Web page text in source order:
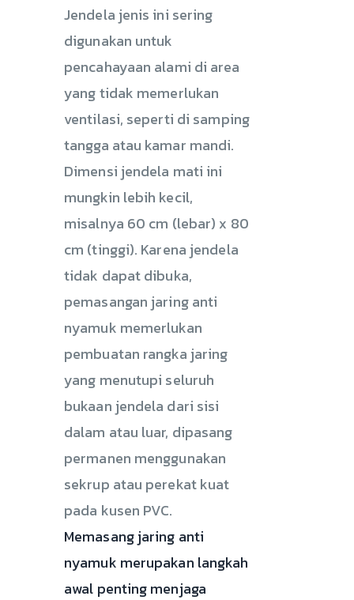
Jendela jenis ini sering
digunakan untuk
pencahayaan alami di area
yang tidak memerlukan
ventilasi, seperti di samping
tangga atau kamar mandi.
Dimensi jendela mati ini
mungkin lebih kecil,
misalnya 60 cm (lebar) x 80
cm (tinggi). Karena jendela
tidak dapat dibuka,
pemasangan jaring anti
nyamuk memerlukan
pembuatan rangka jaring
yang menutupi seluruh
bukaan jendela dari sisi
dalam atau luar, dipasang
permanen menggunakan
sekrup atau perekat kuat
pada kusen PVC.
Memasang jaring anti
nyamuk merupakan langkah
awal penting menjaga